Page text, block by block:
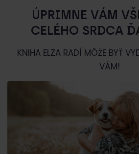
ÚPRIMNE VÁM
CELÉHO SRDCA
KNIHA ELZA RADÍ MÔŽE BYŤ
VÁM!